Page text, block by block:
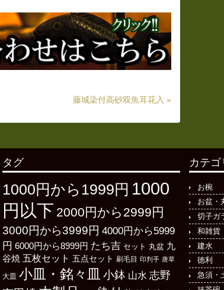
藤城染付高砂双魚耳花入 »
タグ
1000円から1999円 1000
円以下 2000円から2999円
3000円から3999円 4000円から5999
円 6000円から8999円 たち吉 セット 丸盆 九
谷焼 五枚セット 五点セット 刷毛目 印判手 唐草
大皿 小皿・銘々皿 小鉢 山水 志野
カテゴ
お椀
お盆・
切子ガ
和雑貨
建水
徳利
急須・